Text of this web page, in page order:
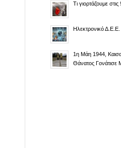
Τι γιορτάζουμε
Ηλεκτρονικό
1η Μάη 1944,
Θάνατος Γονάτισε